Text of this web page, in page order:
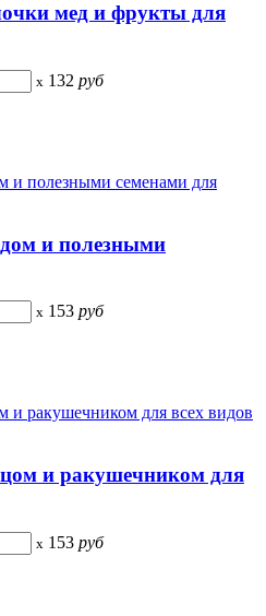
мед и фрукты для
x 132 руб
и полезными
x 153 руб
и ракушечником для
x 153 руб